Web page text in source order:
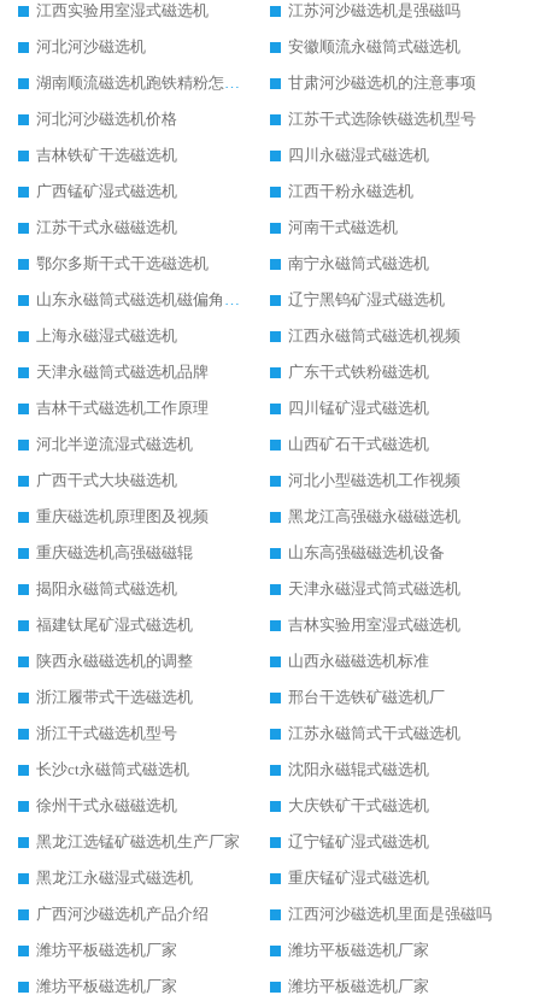
江西实验用室湿式磁选机
江苏河沙磁选机是强磁吗
河北河沙磁选机
安徽顺流永磁筒式磁选机
湖南顺流磁选机跑铁精粉怎么处理
甘肃河沙磁选机的注意事项
河北河沙磁选机价格
江苏干式选除铁磁选机型号
吉林铁矿干选磁选机
四川永磁湿式磁选机
广西锰矿湿式磁选机
江西干粉永磁选机
江苏干式永磁磁选机
河南干式磁选机
鄂尔多斯干式干选磁选机
南宁永磁筒式磁选机
山东永磁筒式磁选机磁偏角怎么调整
辽宁黑钨矿湿式磁选机
上海永磁湿式磁选机
江西永磁筒式磁选机视频
天津永磁筒式磁选机品牌
广东干式铁粉磁选机
吉林干式磁选机工作原理
四川锰矿湿式磁选机
河北半逆流湿式磁选机
山西矿石干式磁选机
广西干式大块磁选机
河北小型磁选机工作视频
重庆磁选机原理图及视频
黑龙江高强磁永磁磁选机
重庆磁选机高强磁磁辊
山东高强磁磁选机设备
揭阳永磁筒式磁选机
天津永磁湿式筒式磁选机
福建钛尾矿湿式磁选机
吉林实验用室湿式磁选机
陕西永磁磁选机的调整
山西永磁磁选机标准
浙江履带式干选磁选机
邢台干选铁矿磁选机厂
浙江干式磁选机型号
江苏永磁筒式干式磁选机
长沙ct永磁筒式磁选机
沈阳永磁辊式磁选机
徐州干式永磁磁选机
大庆铁矿干式磁选机
黑龙江选锰矿磁选机生产厂家
辽宁锰矿湿式磁选机
黑龙江永磁湿式磁选机
重庆锰矿湿式磁选机
广西河沙磁选机产品介绍
江西河沙磁选机里面是强磁吗
潍坊平板磁选机厂家
潍坊平板磁选机厂家
潍坊平板磁选机厂家
潍坊平板磁选机厂家